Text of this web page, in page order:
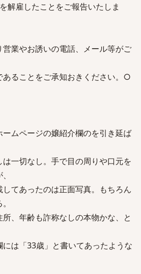
雇したことをご報告いたしま
業やお誘いの電話、メール等がご
あることをご承知おきください。○
ムページの嬢紹介欄のを引き延ば
一切なし。手で目の周りや口元を
てあったのは正面写真。もちろん
、年齢も詐称なしの本物かな、と
は「33歳」と書いてあったような